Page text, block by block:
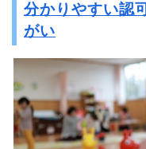
分かりやすい認
がい